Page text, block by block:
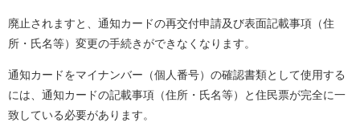
廃止されますと、通知カードの再交付申請及び表面記載事項（住
所・氏名等）変更の手続きができなくなります。
通知カードをマイナンバー（個人番号）の確認書類として使用する
には、通知カードの記載事項（住所・氏名等）と住民票が完全に一
致している必要があります。